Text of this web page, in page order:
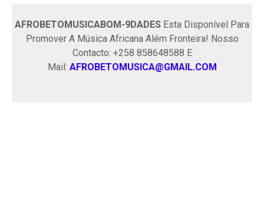
AFROBETOMUSICABOM-9DADES Esta Disponível Para
Promover A Música Africana Além Fronteira! Nosso
Contacto: +258 858648588 E
Mail: AFROBETOMUSICA@GMAIL.COM